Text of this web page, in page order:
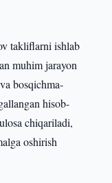
takliflarni ishlab
muhim jarayon
bosqichma-
hisob-
chiqariladi,
oshirish